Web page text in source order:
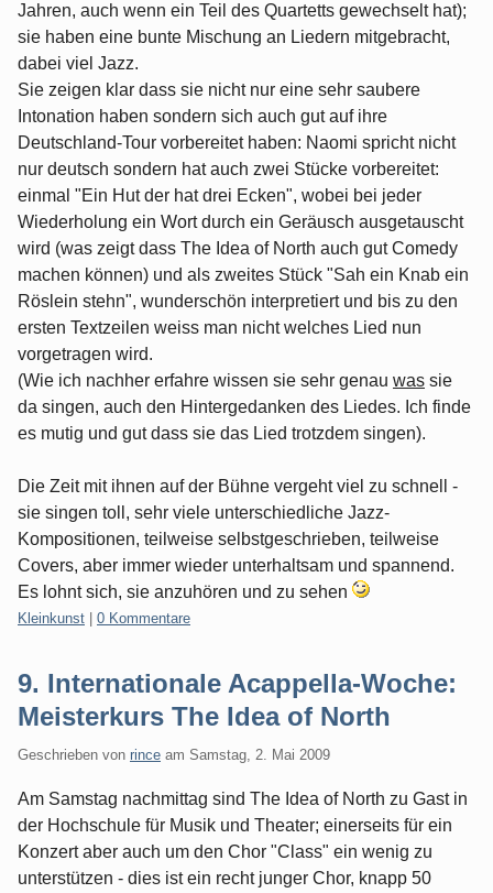
Jahren, auch wenn ein Teil des Quartetts gewechselt hat);
sie haben eine bunte Mischung an Liedern mitgebracht,
dabei viel Jazz.
Sie zeigen klar dass sie nicht nur eine sehr saubere
Intonation haben sondern sich auch gut auf ihre
Deutschland-Tour vorbereitet haben: Naomi spricht nicht
nur deutsch sondern hat auch zwei Stücke vorbereitet:
einmal "Ein Hut der hat drei Ecken", wobei bei jeder
Wiederholung ein Wort durch ein Geräusch ausgetauscht
wird (was zeigt dass The Idea of North auch gut Comedy
machen können) und als zweites Stück "Sah ein Knab ein
Röslein stehn", wunderschön interpretiert und bis zu den
ersten Textzeilen weiss man nicht welches Lied nun
vorgetragen wird.
(Wie ich nachher erfahre wissen sie sehr genau was sie
da singen, auch den Hintergedanken des Liedes. Ich finde
es mutig und gut dass sie das Lied trotzdem singen).
Die Zeit mit ihnen auf der Bühne vergeht viel zu schnell -
sie singen toll, sehr viele unterschiedliche Jazz-
Kompositionen, teilweise selbstgeschrieben, teilweise
Covers, aber immer wieder unterhaltsam und spannend.
Es lohnt sich, sie anzuhören und zu sehen
Kategorien:
Kleinkunst 0 Kommentare
9. Internationale Acappella-Woche:
Meisterkurs The Idea of North
Geschrieben von rince am Samstag, 2. Mai 2009
Am Samstag nachmittag sind The Idea of North zu Gast in
der Hochschule für Musik und Theater; einerseits für ein
Konzert aber auch um den Chor "Class" ein wenig zu
unterstützen - dies ist ein recht junger Chor, knapp 50